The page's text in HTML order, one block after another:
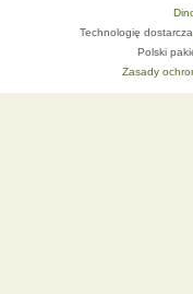
Technologię dostarcza
Polski
Zasady